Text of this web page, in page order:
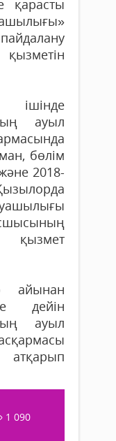
қарасты
ішінде
ауыл
бөлім
2018-
қызмет
айынан
дейін
ауыл
1 090